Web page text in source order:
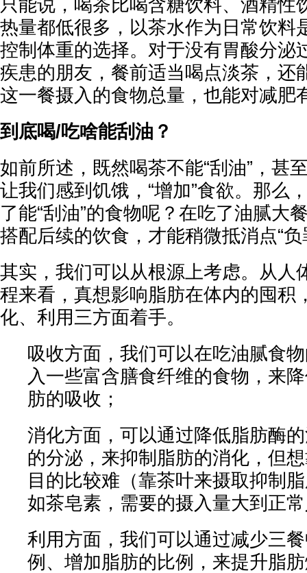
只能说，喝茶比喝含糖饮料、酒精性
热量都低很多，以茶水作为日常饮料
控制体重的选择。对于没有胃酸分泌
疾患的朋友，餐前适当喝点淡茶，还
这一餐摄入的食物总量，也能对减肥
到底喝/吃啥能刮油？
如前所述，既然喝茶不能“刮油”，甚
让我们感到饥饿，“增加”食欲。那么
了能“刮油”的食物呢？在吃了油腻大
搭配后续的饮食，才能稍微抵消点“负
其实，我们可以从根源上考虑。从人
程来看，真想影响脂肪在体内的囤积
化、利用三方面着手。
吸收方面，我们可以在吃油腻食
入一些富含膳食纤维的食物，来
肪的吸收；
消化方面，可以通过降低脂肪酶
的分泌，来抑制脂肪的消化，但
目的比较难（靠茶叶来摄取抑制
如茶皂素，需要的摄入量大到正
利用方面，我们可以通过减少三
例、增加脂肪的比例，来提升脂